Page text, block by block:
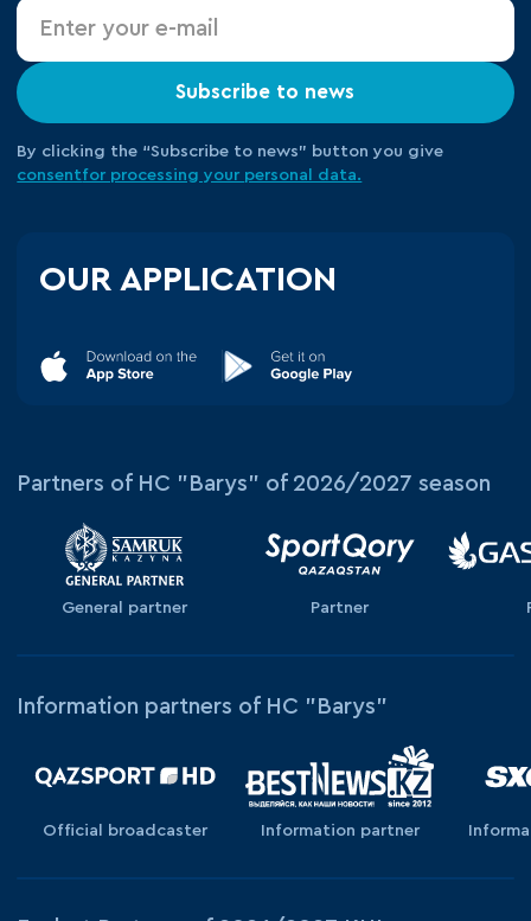
Subscribe to news
By clicking the “Subscribe to news” button you give
consentfor processing your personal data.
OUR APPLICATION
Partners of HC "Barys" of 2026/2027 season
General partner Partner
Information partners of HC "Barys"
Official broadcaster Information partner